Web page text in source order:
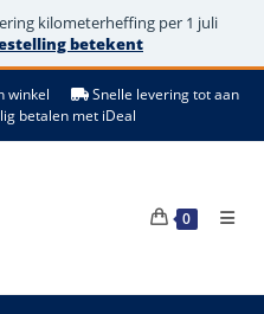
kilometerheffing per 1 juli
betekent
winkel
Snelle levering tot aan
betalen met iDeal
0